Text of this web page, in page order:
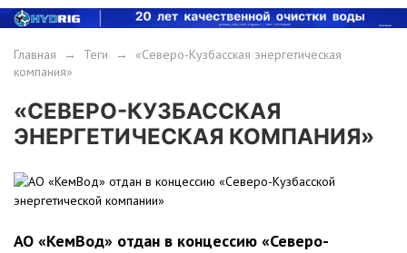
Главная → Теги → «Северо-Кузбасская энергетическая
компания»
«СЕВЕРО-КУЗБАССКАЯ
ЭНЕРГЕТИЧЕСКАЯ КОМПАНИЯ»
АО «КемВод» отдан в концессию «Северо-